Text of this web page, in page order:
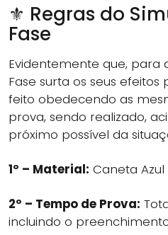
⚜️ Regras do
Fase
Evidentemente que, para
Fase surta os seus efeitos
feito obedecendo as
prova, sendo realizado,
próximo possível da
1º – Material: Caneta
2º – Tempo de Prova:
incluindo o